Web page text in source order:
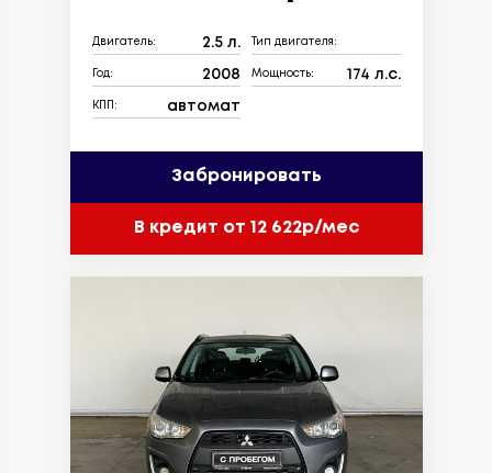
Двигатель: 2.5 л. Тип двигателя:
Год: 2008 Мощность: 174 л.с.
КПП: автомат
Забронировать
В кредит от 12 622р/мес